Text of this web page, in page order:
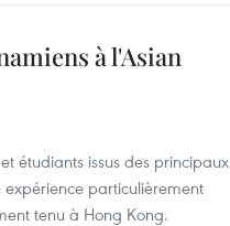
à l'Asian
étudiants issus des principaux
expérience particulièrement
tenu à Hong Kong.